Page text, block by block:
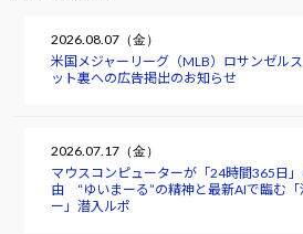
2026.08.07（金）
米国メジャーリーグ（MLB）ロサンゼル
ット裏への広告掲出のお知らせ
2026.07.17（金）
マウスコンピューターが「24時間365日
由 “ゆいまーる”の精神と最新AIで臨む「
ー」潜入ルポ